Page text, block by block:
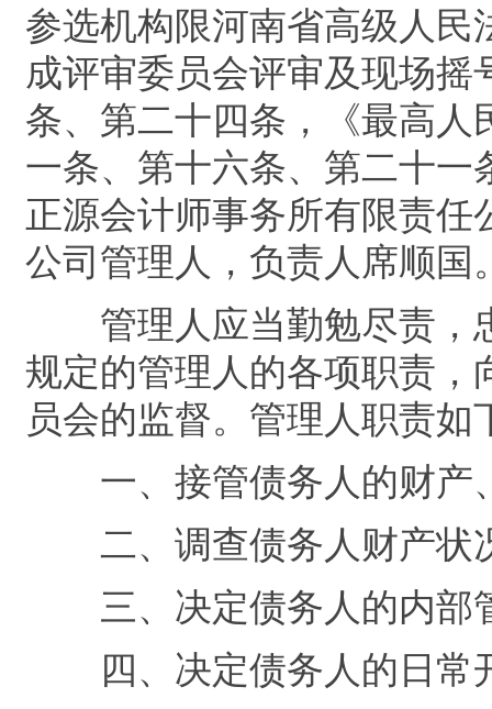
参选机构限河南省高级人
成评审委员会评审及现场
条、第二十四条，《最高
一条、第十六条、第二十
正源会计师事务所有限责
公司管理人，负责人席顺国
管理人应当勤勉尽责，
规定的管理人的各项职责，
员会的监督。管理人职责如
一、接管债务人的财产
二、调查债务人财产状
三、决定债务人的内部
四、决定债务人的日常